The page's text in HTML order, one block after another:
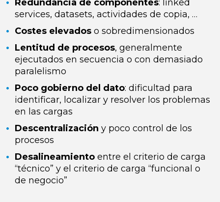
Redundancia de componentes: linked
services, datasets, actividades de copia, …
Costes elevadoso sobredimensionados
Lentitud de procesos, generalmente
ejecutados en secuencia o con demasiado
paralelismo
Poco gobierno del dato: dificultad para
identificar, localizar y resolver los problemas
en las cargas
Descentralización y poco control de los
procesos
Desalineamientoentre el criterio de carga
“técnico” y el criterio de carga “funcional o
de negocio”